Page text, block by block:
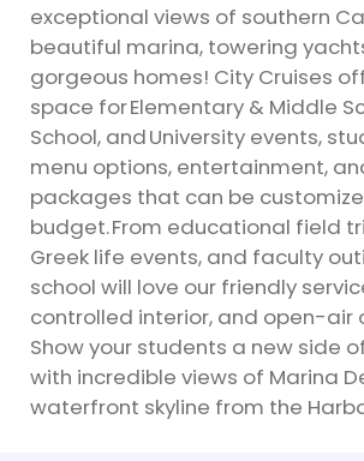
exceptional views of southern
beautiful marina, towering
gorgeous homes! City Cruises
space for Elementary & Middle
School, and University events,
menu options, entertainment,
packages that can be
budget. From educational field
Greek life events, and faculty
school will love our friendly
controlled interior, and open-air
Show your students a new side
with incredible views of Marina
waterfront skyline from the